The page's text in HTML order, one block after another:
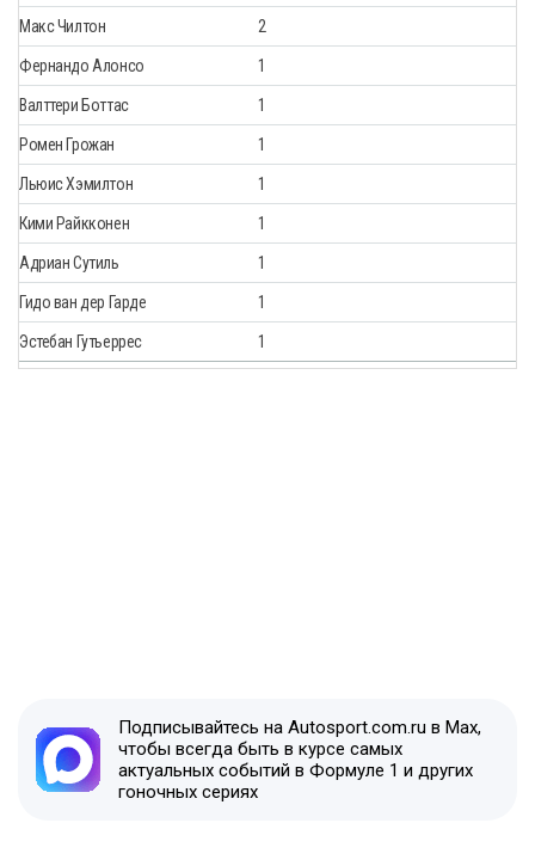
Макс Чилтон 2
Фернандо Алонсо 1
Валттери Боттас 1
Ромен Грожан 1
Льюис Хэмилтон 1
Кими Райкконен 1
Адриан Сутиль 1
Гидо ван дер Гарде 1
Эстебан Гутьеррес 1
Подписывайтесь на Autosport.com.ru в Max,
чтобы всегда быть в курсе самых
актуальных событий в Формуле 1 и других
гоночных сериях